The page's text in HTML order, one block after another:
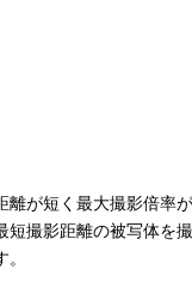
離が短く最大撮影倍率
短撮影距離の被写体を